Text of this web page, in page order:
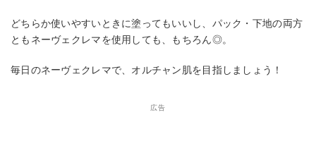
どちらか使いやすいときに塗ってもいいし、パック・下地の両方
ともネーヴェクレマを使用しても、もちろん◎。
毎日のネーヴェクレマで、オルチャン肌を目指しましょう！
広告